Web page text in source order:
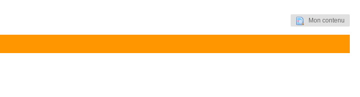
Mon contenu